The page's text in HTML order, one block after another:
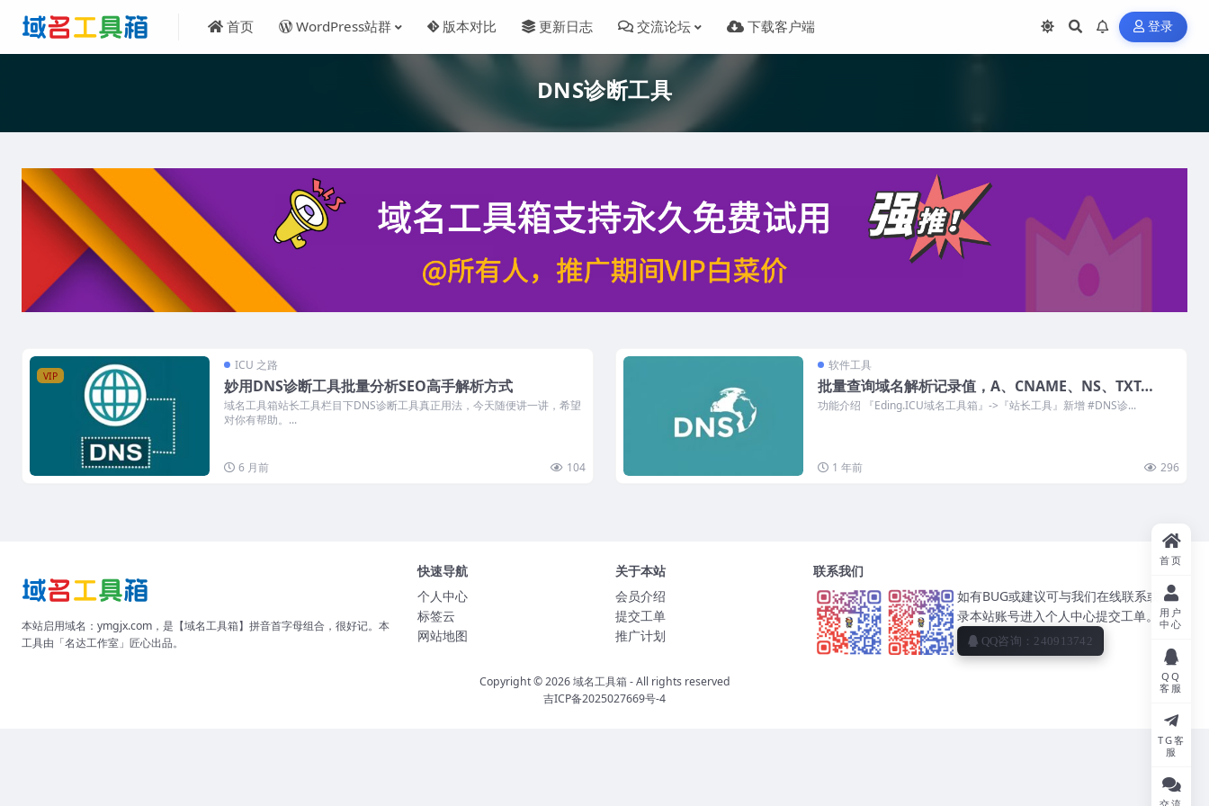
首页 WordPress站群 版本对比 更新日志 交流论坛 下载客户端 登录
DNS诊断工具
VIP
ICU 之路
妙用DNS诊断工具批量分析SEO高手解析方式
域名工具箱站长工具栏目下DNS诊断工具真正用法，今天随便讲一讲，希望
对你有帮助。...
6 月前 104
软件工具
批量查询域名解析记录值，A、CNAME、NS、TXT…
功能介绍 『Eding.ICU域名工具箱』->『站长工具』新增 #DNS诊...
1 年前 296
本站启用域名：ymgjx.com，是【域名工具箱】拼音首字母组合，很好记。本
工具由「名达工作室」匠心出品。
快速导航
个人中心
标签云
网站地图
关于本站
会员介绍
提交工单
推广计划
联系我们
如有BUG或建议可与我们在线联系或者登
录本站账号进入个人中心提交工单。
QQ咨询：240913742
Copyright © 2026域名工具箱 - All rights reserved
吉ICP备2025027669号-4
首页
用户
中心
QQ
客服
TG客
服